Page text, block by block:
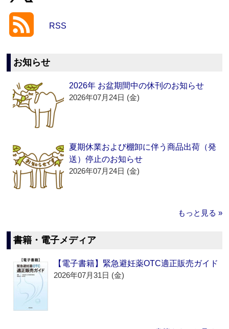
RSS
お知らせ
2026年 お盆期間中の休刊のお知らせ
2026年07月24日 (金)
夏期休業および棚卸に伴う商品出荷（発
送）停止のお知らせ
2026年07月24日 (金)
もっと見る »
書籍・電子メディア
【電子書籍】緊急避妊薬OTC適正販売ガイド
2026年07月31日 (金)